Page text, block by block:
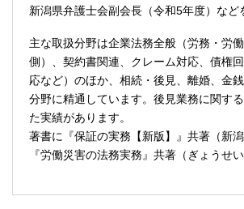
新潟県弁護士会副会長（令和5年度）など
主な取扱分野は企業法務全般（労務・労
側）、契約書関連、クレーム対応、債権
応など）のほか、相続・後見、離婚、金
分野に精通しています。後見業務に関す
た実績があります。
著書に『保証の実務【新版】』共著（新潟
『労働災害の法務実務』共著（ぎょうせ